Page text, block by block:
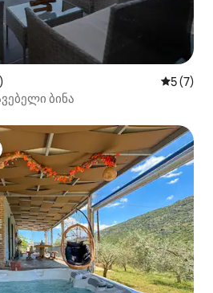
5 (7)
ბინა
ვარიანტი